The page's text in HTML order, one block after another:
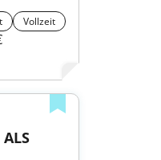
Vollzeit
ARCHITEKT / BAUINGENIEUR ALS